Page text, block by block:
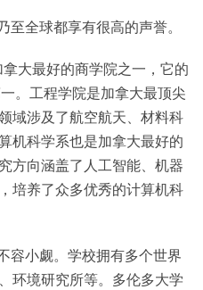
全球都享有很高的声誉。
大最好的商学院之一，它的
。工程学院是加拿大最顶尖
域涉及了航空航天、材料科
机科学系也是加拿大最好的
方向涵盖了人工智能、机器
培养了众多优秀的计算机科
容小觑。学校拥有多个世界
环境研究所等。多伦多大学